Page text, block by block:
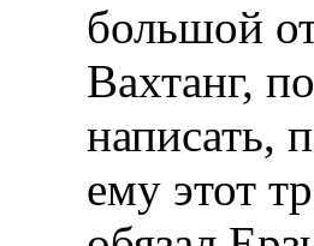
большой
Вахтанг,
написать,
ему этот